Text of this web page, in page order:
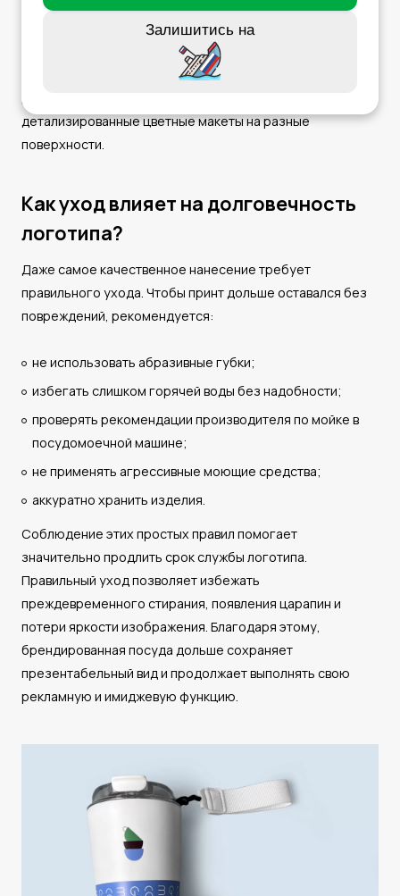
Тампопечать оптимальна для небольших логотипов на
изделиях сложной формы. Лазерная гравировка
особенно популярна для металлических термокружок,
ведь выглядит сдержанно, современно и очень
долговечно. УФ-печать позволяет наносить
детализированные цветные макеты на разные
поверхности.
Как уход влияет на долговечность
логотипа?
Даже самое качественное нанесение требует
правильного ухода. Чтобы принт дольше оставался без
повреждений, рекомендуется:
не использовать абразивные губки;
избегать слишком горячей воды без надобности;
проверять рекомендации производителя по мойке в
посудомоечной машине;
не применять агрессивные моющие средства;
аккуратно хранить изделия.
Соблюдение этих простых правил помогает
значительно продлить срок службы логотипа.
Правильный уход позволяет избежать
преждевременного стирания, появления царапин и
потери яркости изображения. Благодаря этому,
брендированная посуда дольше сохраняет
презентабельный вид и продолжает выполнять свою
рекламную и имиджевую функцию.
Залишитись на